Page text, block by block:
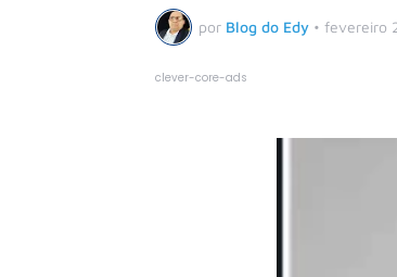
por Blog do Edy • fevereiro
clever-core-ads